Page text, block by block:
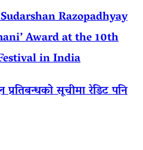
Razopadhyay
Award at the 10th
in India
प्रतिबन्धको सूचीमा रेडिट पनि